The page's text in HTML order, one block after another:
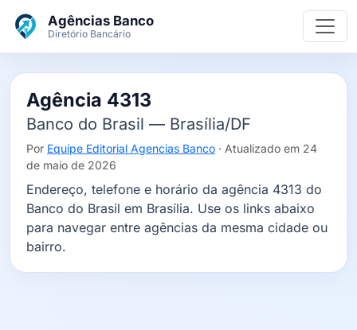
Agências Banco
Diretório Bancário
Agência 4313
Banco do Brasil — Brasília/DF
Por Equipe Editorial Agencias Banco · Atualizado em 24
de maio de 2026
Endereço, telefone e horário da agência 4313 do
Banco do Brasil em Brasília. Use os links abaixo
para navegar entre agências da mesma cidade ou
bairro.